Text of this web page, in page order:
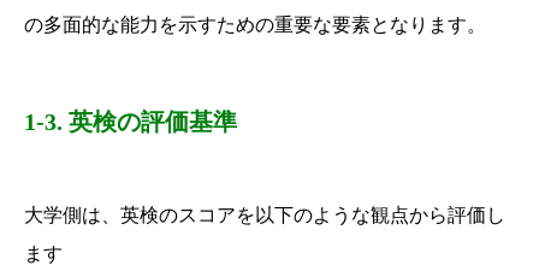
の多面的な能力を示すための重要な要素となります。
1-3. 英検の評価基準
大学側は、英検のスコアを以下のような観点から評価し
ます